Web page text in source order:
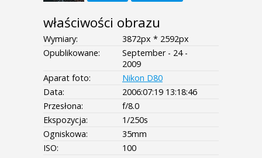
właściwości obrazu
Wymiary:
3872px * 2592px
Opublikowane:
September - 24 -
2009
Aparat foto:
Nikon D80
Data:
2006:07:19 13:18:46
Przesłona:
f/8.0
Ekspozycja:
1/250s
Ogniskowa:
35mm
ISO:
100